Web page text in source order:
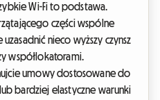
Wi-Fi to podstawa.
części wspólne
nieco wyższy czynsz
współlokatorami.
umowy dostosowane do
bardziej elastyczne warunki